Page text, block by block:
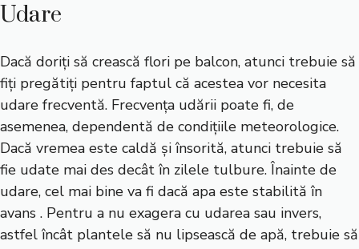
Udare
Dacă doriți să crească flori pe balcon, atunci trebuie să
fiți pregătiți pentru faptul că acestea vor necesita
udare frecventă. Frecvența udării poate fi, de
asemenea, dependentă de condițiile meteorologice.
Dacă vremea este caldă și însorită, atunci trebuie să
fie udate mai des decât în zilele tulbure. Înainte de
udare, cel mai bine va fi dacă apa este stabilită în
avans . Pentru a nu exagera cu udarea sau invers,
astfel încât plantele să nu lipsească de apă, trebuie să